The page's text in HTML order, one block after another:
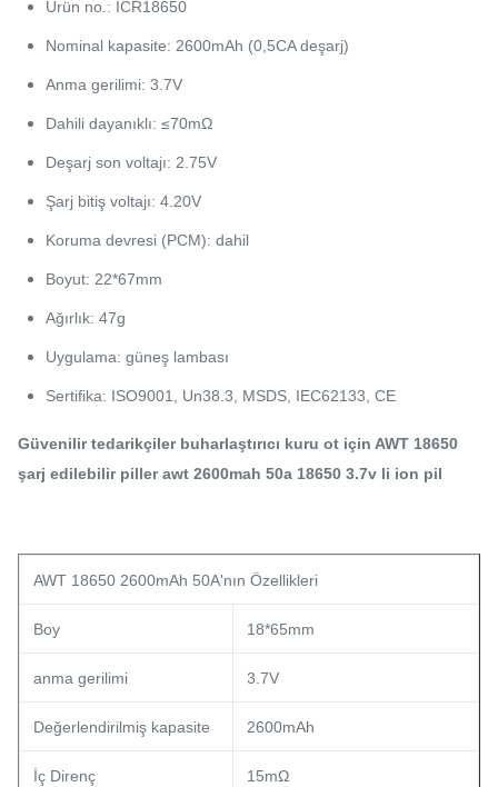
Ürün no.: ICR18650
Nominal kapasite: 2600mAh (0,5CA deşarj)
Anma gerilimi: 3.7V
Dahili dayanıklı: ≤70mΩ
Deşarj son voltajı: 2.75V
Şarj bitiş voltajı: 4.20V
Koruma devresi (PCM): dahil
Boyut: 22*67mm
Ağırlık: 47g
Uygulama: güneş lambası
Sertifika: ISO9001, Un38.3, MSDS, IEC62133, CE
Güvenilir tedarikçiler buharlaştırıcı kuru ot için AWT 18650
şarj edilebilir piller awt 2600mah 50a 18650 3.7v li ion pil
AWT 18650 2600mAh 50A'nın Özellikleri
Boy 18*65mm
anma gerilimi 3.7V
Değerlendirilmiş kapasite 2600mAh
İç Direnç 15mΩ